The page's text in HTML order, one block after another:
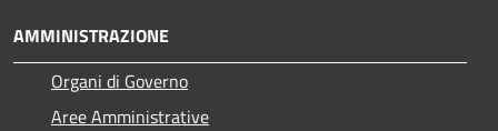
AMMINISTRAZIONE
Organi di Governo
Aree Amministrative